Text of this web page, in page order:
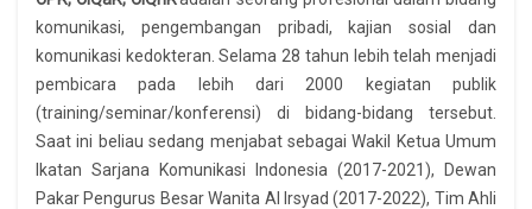
komunikasi, pengembangan pribadi, kajian sosial dan
komunikasi kedokteran. Selama 28 tahun lebih telah menjadi
pembicara pada lebih dari 2000 kegiatan publik
(training/seminar/konferensi) di bidang-bidang tersebut.
Saat ini beliau sedang menjabat sebagai Wakil Ketua Umum
Ikatan Sarjana Komunikasi Indonesia (2017-2021), Dewan
Pakar Pengurus Besar Wanita Al Irsyad (2017-2022), Tim Ahli